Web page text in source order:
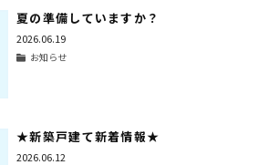
夏の準備していますか？
2026.06.19
お知らせ
★新築戸建て新着情報★
2026.06.12